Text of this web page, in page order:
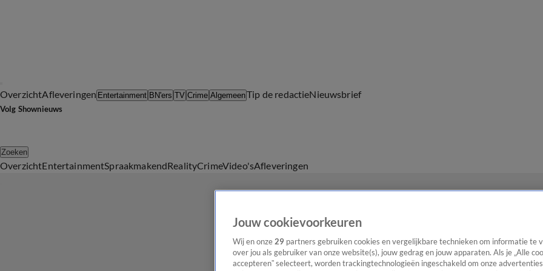
OverzichtAfleveringen Entertainment BN'ers TV Crime AlgemeenTip de redactieNieuwsbrief
Volg Shownieuws
Zoeken
OverzichtEntertainmentSpraakmakendRealityCrimeVideo'sAfleveringen
Jouw cookievoorkeuren
Wij en onze 29 partners gebruiken cookies en vergelijkbare technieken om informatie te
over jou als gebruiker van onze website(s), jouw gedrag en jouw apparaten. Als je „Alle
accepteren” selecteert, worden trackingtechnologieën ingeschakeld om onze